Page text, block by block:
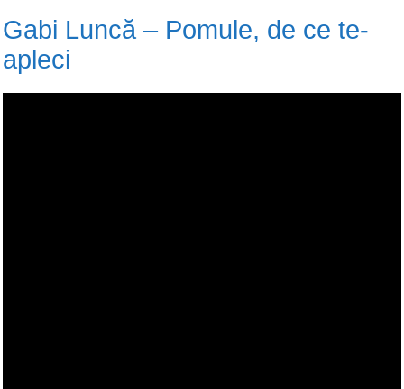
Gabi Luncă – Pomule, de ce te-
apleci